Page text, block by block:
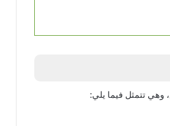
تتمثل فيما يلي: